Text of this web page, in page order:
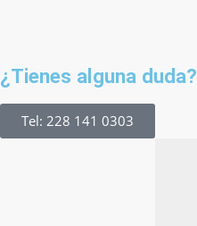
¿Tienes alguna
Tel: 228 141 0303